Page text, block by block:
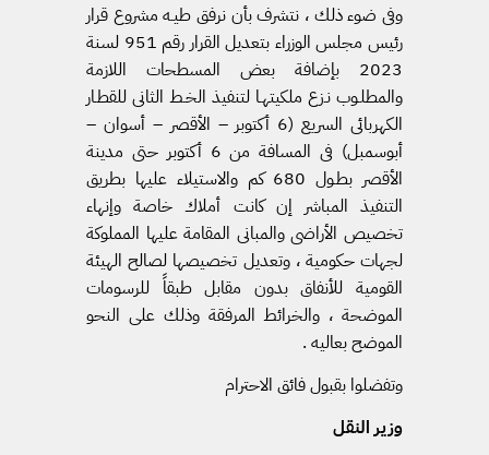
وفى ضوء ذلك ، نتشرف بأن نرفق طيـه مشروع قرار
رئيس مجلس الوزراء بتعديل القرار رقم 951 لسنة
2023 بإضافة بعض المسطحات اللازمة
والمطلـوب نـزع ملكيتهـا لتنفيذ الخـط الثانى للقطـار
الكهربائى السريع (6 أكتوبر – الأقصر – أسوان –
أبوسمبل) فى المسافة من 6 أكتوبر حتى مدينة
الأقصر بطـول 680 كم والاستيلاء عليها بطريق
التنفيذ المباشر إن كانت أملاك خاصة وإنهاء
تخصيص الأراضى والمبانى المقامة عليها المملوكة
لجهات حكومية ، وتعديل تخصيصها لصالح الهيئة
القومية للأنفاق بدون مقابل طبقاً للرسومات
الموضحة ، والخرائط المرفقة وذلك على النحو
الموضح بعاليه .
وتفضلوا بقبول فائق الاحترام
وزير النقل